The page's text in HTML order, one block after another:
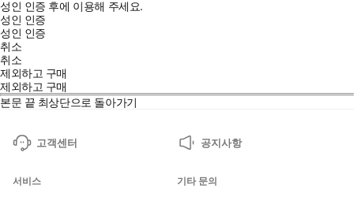
성인 인증 후에 이용해 주세요.
성인 인증
성인 인증
취소
취소
제외하고 구매
제외하고 구매
본문 끝 최상단으로 돌아가기
고객센터 공지사항
서비스
기타 문의